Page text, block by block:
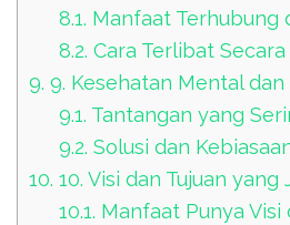
8.1. Manfaat Terhubung
8.2. Cara Terlibat Secara
9. 9. Kesehatan Mental dan
9.1. Tantangan yang
9.2. Solusi dan
10. 10. Visi dan Tujuan yang
10.1. Manfaat Punya Visi